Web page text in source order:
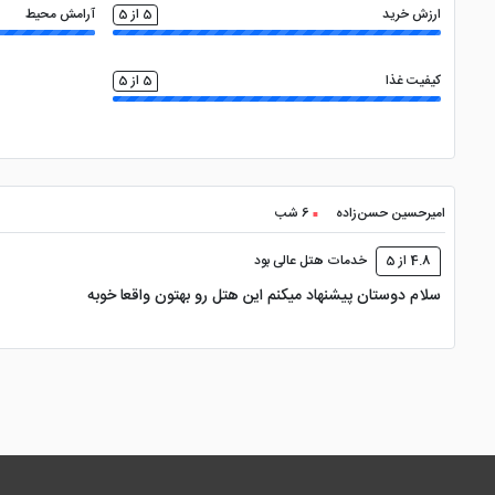
دیگر امکانات و خدمات
اتاق چمدان
خدمات کرایه دوچرخه
خدمات لاندری
ارزش خرید 5 از 5 آرامش محیط
کیفیت غذا 5 از 5
امیرحسین حسن‌زاده 6 شب
4.8 از 5 خدمات هتل عالی بود
سلام دوستان پیشنهاد میکنم این هتل رو بهتون واقعا خوبه